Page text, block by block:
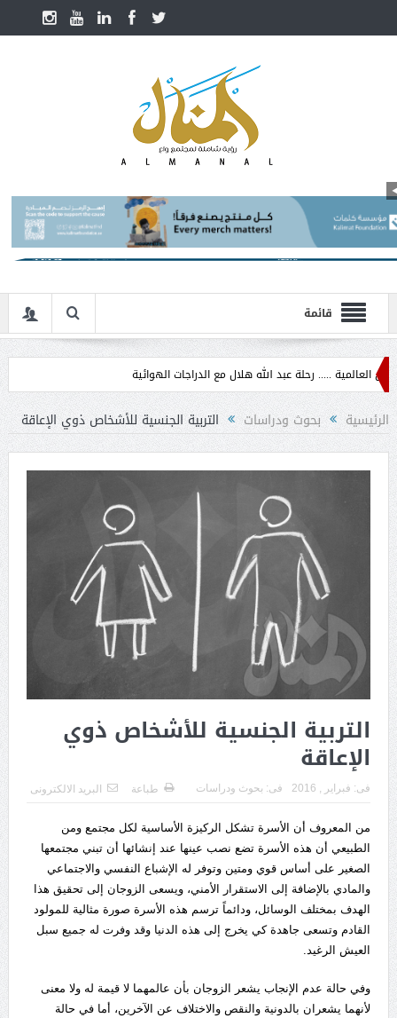
قائمة
..... رحلة عبد الله هلال مع الدراجات الهوائية
الرئيسية بحوث ودراسات التربية الجنسية للأشخاص ذوي الإعاقة
التربية الجنسية للأشخاص ذوي
الإعاقة
فى: فبراير , 2016 فى: بحوث ودراسات طباعة البريد الالكترونى
من المعروف أن الأسرة تشكل الركيزة الأساسية لكل مجتمع ومن
الطبيعي أن هذه الأسرة تضع نصب عينها عند إنشائها أن تبني مجتمعها
الصغير على أساس قوي ومتين وتوفر له الإشباع النفسي والاجتماعي
والمادي بالإضافة إلى الاستقرار الأمني، ويسعى الزوجان إلى تحقيق هذا
الهدف بمختلف الوسائل، ودائماً ترسم هذه الأسرة صورة مثالية للمولود
القادم وتسعى جاهدة كي يخرج إلى هذه الدنيا وقد وفرت له جميع سبل
العيش الرغيد.
وفي حالة عدم الإنجاب يشعر الزوجان بأن عالمهما لا قيمة له ولا معنى
لأنهما يشعران بالدونية والنقص والاختلاف عن الآخرين، أما في حالة